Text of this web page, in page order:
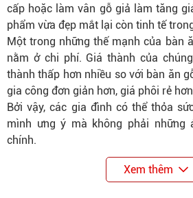
cấp hoặc làm vân gỗ giả làm tăng
phẩm vừa đẹp mắt lại còn tinh tế
Một trong những thế mạnh của bàn
nằm ở chi phí. Giá thành của
thành thấp hơn nhiều so với bàn ăn
gia công đơn giản hơn, giá phôi rẻ
Bởi vậy, các gia đình có thể thỏa
mình ưng ý mà không phải những
chính.
Xem thêm